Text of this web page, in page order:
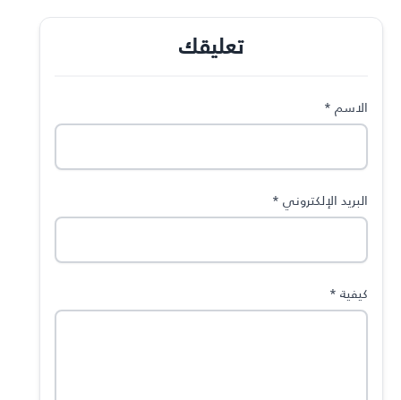
تعليقك
الاسم *
البريد الإلكتروني *
كيفية *